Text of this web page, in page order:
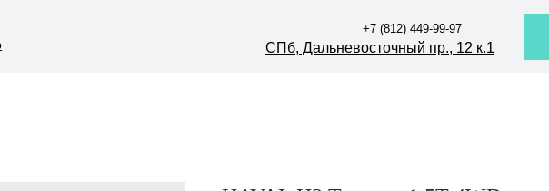
СПб, Дальневосточный пр., 12 к.1
+7 (812) 449-99-97
СПб, Дальневосточный пр., 12 к.1
+7 (812) 449-99-97